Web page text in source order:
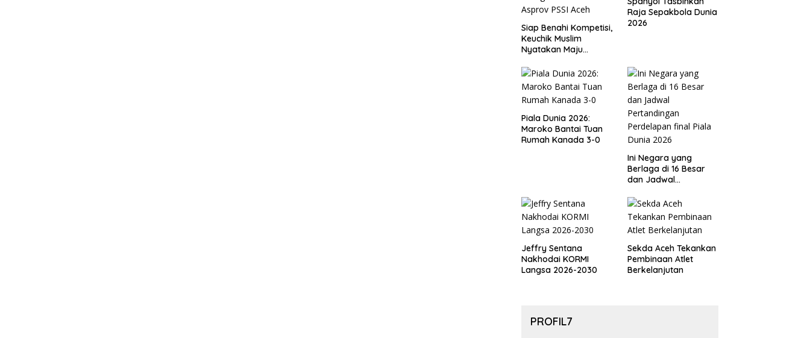
Siap Benahi Kompetisi,
Keuchik Muslim
Nyatakan Maju
Asprov PSSI Aceh
Raja Sepakbola Dunia
2026
Piala Dunia 2026:
Maroko Bantai Tuan
Rumah Kanada 3-0
Ini Negara yang
Berlaga di 16 Besar
dan Jadwal
Perdelapan final Piala
Dunia 2026
Jeffry Sentana
Nakhodai KORMI
Langsa 2026-2030
Sekda Aceh Tekankan
Pembinaan Atlet
Berkelanjutan
PROFIL7